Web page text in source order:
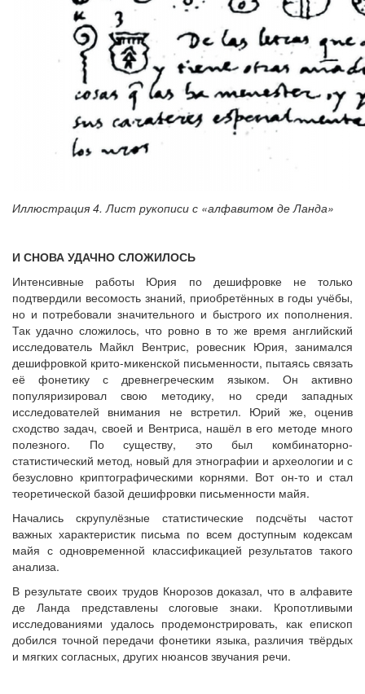
Иллюстрация 4. Лист рукописи с «алфавитом де Ланда»
И СНОВА УДАЧНО СЛОЖИЛОСЬ
Интенсивные работы Юрия по дешифровке не только
подтвердили весомость знаний, приобретённых в годы учёбы,
но и потребовали значительного и быстрого их пополнения.
Так удачно сложилось, что ровно в то же время английский
исследователь Майкл Вентрис, ровесник Юрия, занимался
дешифровкой крито-микенской письменности, пытаясь связать
её фонетику с древнегреческим языком. Он активно
популяризировал свою методику, но среди западных
исследователей внимания не встретил. Юрий же, оценив
сходство задач, своей и Вентриса, нашёл в его методе много
полезного. По существу, это был комбинаторно-
статистический метод, новый для этнографии и археологии и с
безусловно криптографическими корнями. Вот он-то и стал
теоретической базой дешифровки письменности майя.
Начались скрупулёзные статистические подсчёты частот
важных характеристик письма по всем доступным кодексам
майя с одновременной классификацией результатов такого
анализа.
В результате своих трудов Кнорозов доказал, что в алфавите
де Ланда представлены слоговые знаки. Кропотливыми
исследованиями удалось продемонстрировать, как епископ
добился точной передачи фонетики языка, различия твёрдых
и мягких согласных, других нюансов звучания речи.